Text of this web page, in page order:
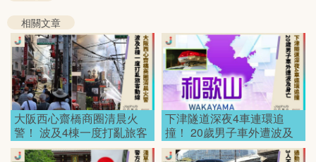
相關文章
大阪西心齋橋商圈清晨火
警！ 波及4棟一度打亂旅客
動線！
下津隧道深夜4車連環追
撞！ 20歲男子車外遭波及
身亡！